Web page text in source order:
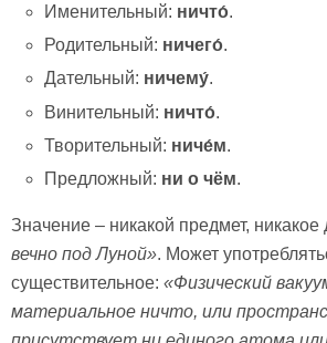
Именительный: ничто́.
Родительный: ничего́.
Дательный: ничему́.
Винительный: ничто́.
Творительный: ниче́м.
Предложный: ни о чём.
Значение – никакой предмет, никакое
вечно под Луной». Может
существительное: «Физический
материальное ничто, или